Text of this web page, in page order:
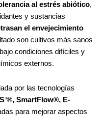
al estrés abiótico,
y sustancias
el envejecimiento
son cultivos más sanos
condiciones difíciles y
externos.
por las tecnologías
SmartFlow®, E-
para mejorar aspectos